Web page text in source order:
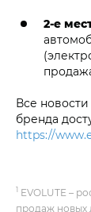
2-е
Все
бренда
https://
1 EVOLUTE –
продаж новых